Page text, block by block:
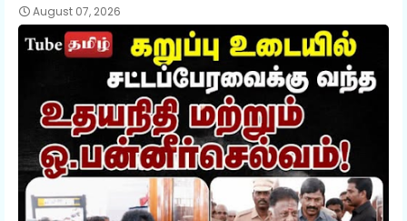
August 07, 2026